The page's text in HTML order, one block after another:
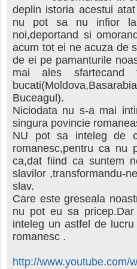
deplin istoria acestui
nu pot sa nu infior
noi,deportand si
acum tot ei ne acuza de
de ei pe pamanturile
mai ales
Buceagul).
Niciodata nu s-a mai
singura povincie
NU pot sa inteleg de
romanesc,pentru ca nu
ca,dat fiind ca suntem
slavilor ,transformandu-
slav.
Care este greseala
nu pot eu sa
inteleg un astfel de
romanesc .
http://www.youtube.com/